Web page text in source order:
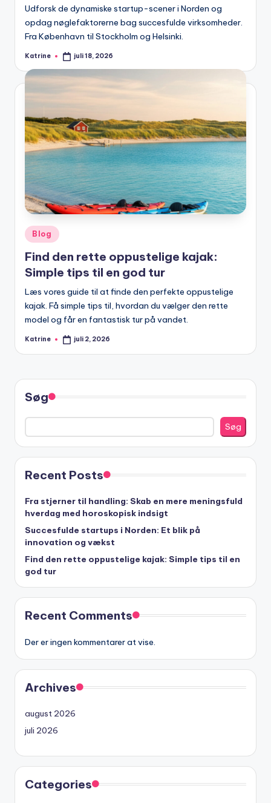
Udforsk de dynamiske startup-scener i Norden og
opdag nøglefaktorerne bag succesfulde virksomheder.
Fra København til Stockholm og Helsinki.
Posted
Katrine juli 18, 2026
Posted
in
Blog
Find den rette oppustelige kajak:
Simple tips til en god tur
Læs vores guide til at finde den perfekte oppustelige
kajak. Få simple tips til, hvordan du vælger den rette
model og får en fantastisk tur på vandet.
Posted
Katrine juli 2, 2026
Søg
Søg
Recent Posts
Fra stjerner til handling: Skab en mere meningsfuld
hverdag med horoskopisk indsigt
Succesfulde startups i Norden: Et blik på
innovation og vækst
Find den rette oppustelige kajak: Simple tips til en
god tur
Recent Comments
Der er ingen kommentarer at vise.
Archives
august 2026
juli 2026
Categories